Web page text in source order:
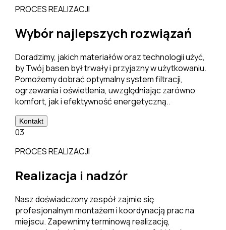
PROCES REALIZACJI
Wybór najlepszych rozwiązań
Doradzimy, jakich materiałów oraz technologii użyć,
by Twój basen był trwały i przyjazny w użytkowaniu.
Pomożemy dobrać optymalny system filtracji,
ogrzewania i oświetlenia, uwzględniając zarówno
komfort, jak i efektywność energetyczną..
Kontakt
03
PROCES REALIZACJI
Realizacja i nadzór
Nasz doświadczony zespół zajmie się
profesjonalnym montażem i koordynacją prac na
miejscu. Zapewnimy terminową realizację,